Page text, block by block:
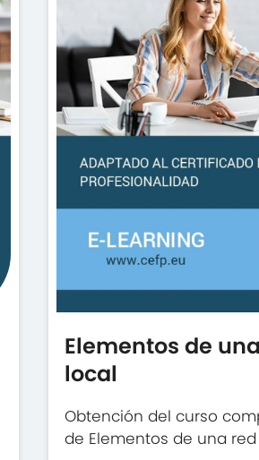
Elementos de
local
Obtención del curso
de Elementos de una